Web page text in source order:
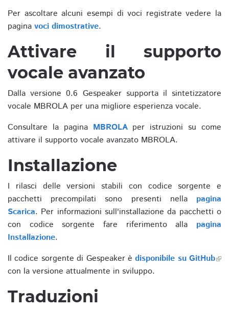
Per ascoltare alcuni esempi di voci registrate vedere la
pagina voci dimostrative.
Attivare il supporto
vocale avanzato
Dalla versione 0.6 Gespeaker supporta il sintetizzatore
vocale MBROLA per una migliore esperienza vocale.
Consultare la pagina MBROLAper istruzioni su come
attivare il supporto vocale avanzato MBROLA.
Installazione
I rilasci delle versioni stabili con codice sorgente e
pacchetti precompilati sono presenti nella pagina
Scarica. Per informazioni sull'installazione da pacchetti o
con codice sorgente fare riferimento alla pagina
Installazione.
Il codice sorgente di Gespeaker èdisponibile su GitHub
con la versione attualmente in sviluppo.
Traduzioni